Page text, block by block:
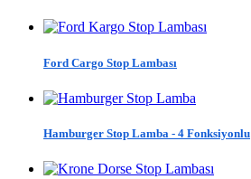
Ford Cargo Stop Lambası
Hamburger Stop Lamba - 4 Fonksiyonlu